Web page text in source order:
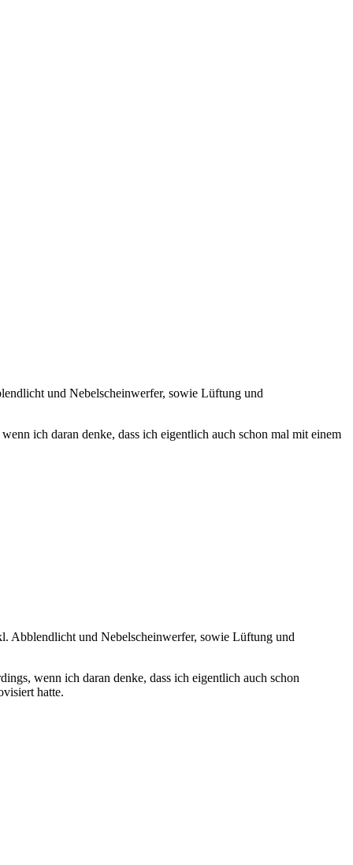
und Nebelscheinwerfer, sowie Lüftung und
ich daran denke, dass ich eigentlich auch schon mal mit einem
Abblendlicht und Nebelscheinwerfer, sowie Lüftung und
wenn ich daran denke, dass ich eigentlich auch schon
hatte.